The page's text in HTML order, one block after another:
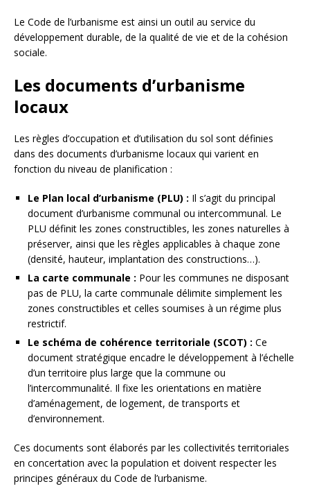
Le Code de l’urbanisme est ainsi un outil au service du
développement durable, de la qualité de vie et de la cohésion
sociale.
Les documents d’urbanisme
locaux
Les règles d’occupation et d’utilisation du sol sont définies
dans des documents d’urbanisme locaux qui varient en
fonction du niveau de planification :
Le Plan local d’urbanisme (PLU) : Il s’agit du principal
document d’urbanisme communal ou intercommunal. Le
PLU définit les zones constructibles, les zones naturelles à
préserver, ainsi que les règles applicables à chaque zone
(densité, hauteur, implantation des constructions…).
La carte communale : Pour les communes ne disposant
pas de PLU, la carte communale délimite simplement les
zones constructibles et celles soumises à un régime plus
restrictif.
Le schéma de cohérence territoriale (SCOT) : Ce
document stratégique encadre le développement à l’échelle
d’un territoire plus large que la commune ou
l’intercommunalité. Il fixe les orientations en matière
d’aménagement, de logement, de transports et
d’environnement.
Ces documents sont élaborés par les collectivités territoriales
en concertation avec la population et doivent respecter les
principes généraux du Code de l’urbanisme.